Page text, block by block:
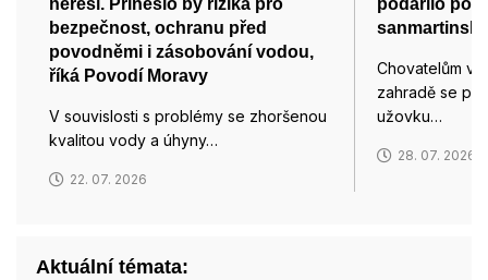
neřeší. Přineslo by rizika pro
bezpečnost, ochranu před
povodněmi i zásobování vodou,
říká Povodí Moravy
V souvislosti s problémy se zhoršenou
kvalitou vody a úhyny…
22. 07. 2026
podařilo
Chovatelům v
zahradě se
užovku…
28. 07. 2026
Aktuální témata: